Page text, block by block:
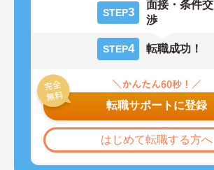
STEP3
面接・条件交
渉
STEP4 転職成功！
転職サポートに登録
はじめて転職する方へ